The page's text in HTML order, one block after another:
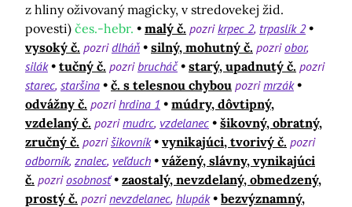
z hliny oživovaný magicky, v stredovekej žid.
povesti) čes.-hebr. malý č. pozri krpec 2 trpaslík 2
vysoký č. pozridlháň silný, mohutný č. pozriobor
silák
tučný č. pozribrucháč starý, upadnutý č. pozri
starec staršina č. s telesnou chybou pozrimrzák
odvážny č. pozri hrdina 1
múdry, dôvtipný,
vzdelaný č. pozrimudrc vzdelanec
šikovný, obratný,
zručný č. pozrišikovník vynikajúci, tvorivý č. pozri
odborník znalec veľduch
vážený, slávny, vynikajúci
č. pozriosobnosť
zaostalý, nevzdelaný, obmedzený,
prostý č. pozrinevzdelanec hlupák
bezvýznamný,